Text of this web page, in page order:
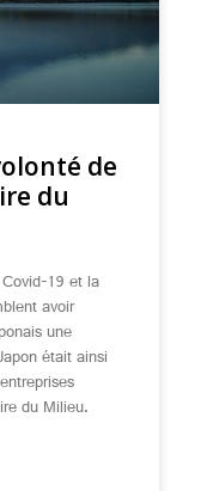
de
du
19 et la
avoir
une
était ainsi
du Milieu.